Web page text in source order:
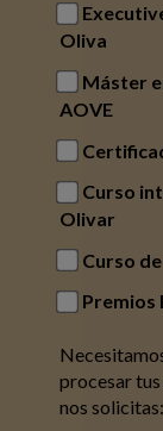
Oliva
Máster
AOVE
Curso
Olivar
Curso
Premios
procesar
nos solicitas: